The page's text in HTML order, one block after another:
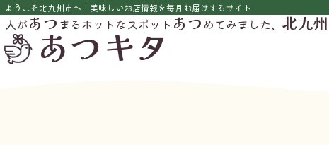
ようこそ北九州市へ！美味しいお店情報を毎月お届けするサイト
人があつまるホットなスポットあつめてみました、 北九州
あつキタ